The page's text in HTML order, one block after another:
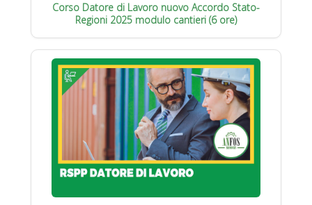
Corso Datore di Lavoro nuovo Accordo Stato-
Regioni 2025 modulo cantieri (6 ore)